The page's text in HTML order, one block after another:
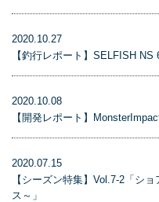
2020.10.27
【釣行レポート】SELFISH
2020.10.08
【開発レポート】
2020.07.15
【シーズン特集】Vol.7-2「シ
ス～」